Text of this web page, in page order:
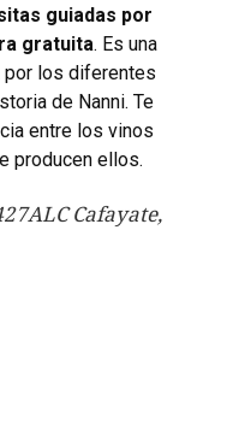
guiadas por
gratuita. Es una
por los diferentes
de Nanni. Te
entre los vinos
producen ellos.
Cafayate,